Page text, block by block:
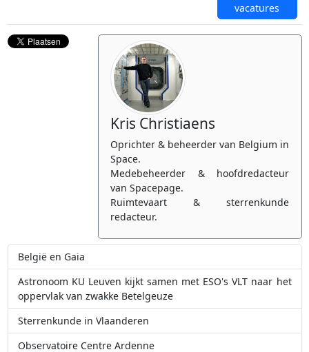
vacatures
Kris Christiaens
Oprichter & beheerder van Belgium in
Space.
Medebeheerder & hoofdredacteur
van Spacepage.
Ruimtevaart & sterrenkunde
redacteur.
België en Gaia
Astronoom KU Leuven kijkt samen met ESO's VLT naar het
oppervlak van zwakke Betelgeuze
Sterrenkunde in Vlaanderen
Observatoire Centre Ardenne